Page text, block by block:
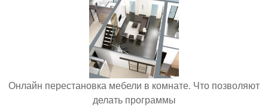
Онлайн перестановка мебели в комнате. Что позволяют
делать программы